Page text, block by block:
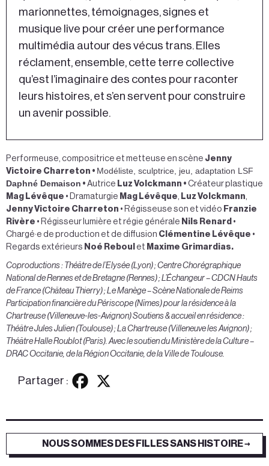
marionnettes, témoignages, signes et
musique live pour créer une performance
multimédia autour des vécus trans. Elles
réclament, ensemble, cette terre collective
qu’est l’imaginaire des contes pour raconter
leurs histoires, et s’en servent pour construire
un avenir possible.
Performeuse, compositrice et metteuse en scène Jenny
Victoire Charreton • Modéliste, sculptrice, jeu, adaptation LSF
Daphné Demaison • Autrice Luz Volckmann • Créateur plastique
Mag Lévêque • Dramaturgie Mag Lévêque, Luz Volckmann,
Jenny Victoire Charreton • Régisseuse son et vidéo Franzie
Rivère • Régisseur lumière et régie générale Nils Renard •
Chargé·e de production et de diffusion Clémentine Lévêque •
Regards extérieurs Noé Reboul et Maxime Grimardias.
Coproductions : Théâtre de l’Elysée (Lyon) ; Centre Chorégraphique
National de Rennes et de Bretagne (Rennes) ; L’Échangeur – CDCN Hauts
de France (Château Thierry) ; Le Manège – Scène Nationale de Reims
Participation financière du Périscope (Nîmes) pour la résidence à la
Chartreuse (Villeneuve-les-Avignon) Soutiens & accueil en résidence :
Théâtre Jules Julien (Toulouse) ; La Chartreuse (Villeneuve les Avignon) ;
Théâtre Halle Roublot (Paris).Avec le soutien du Ministère de la Culture –
DRAC Occitanie, de la Région Occitanie, de la Ville de Toulouse.
Partager :
NOUS SOMMES DES FILLES SANS HISTOIRE →